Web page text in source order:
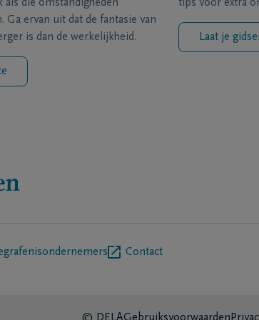
als die omstandigheden
Ga ervan uit dat de fantasie van
is dan de werkelijkheid.
tips voor extra
Laat je
Contact